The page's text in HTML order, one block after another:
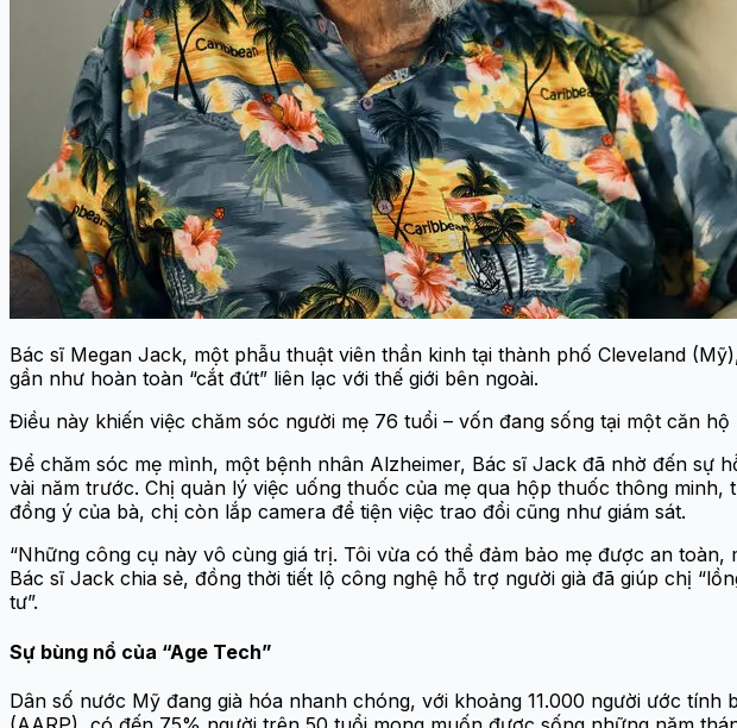
Bác sĩ Megan Jack, một phẫu thuật viên thần kinh tại thành phố Cleveland
gần như hoàn toàn “cắt đứt” liên lạc với thế giới bên ngoài.
Điều này khiến việc chăm sóc người mẹ 76 tuổi – vốn đang sống tại một căn
Để chăm sóc mẹ mình, một bệnh nhân Alzheimer, Bác sĩ Jack đã nhờ đến
vài năm trước. Chị quản lý việc uống thuốc của mẹ qua hộp thuốc thông
đồng ý của bà, chị còn lắp camera để tiện việc trao đổi cũng như giám sát.
“Những công cụ này vô cùng giá trị. Tôi vừa có thể đảm bảo mẹ được an
Bác sĩ Jack chia sẻ, đồng thời tiết lộ công nghệ hỗ trợ người già đã giúp chị
tư”.
Sự bùng nổ của “Age Tech”
Dân số nước Mỹ đang già hóa nhanh chóng, với khoảng 11.000 người ước